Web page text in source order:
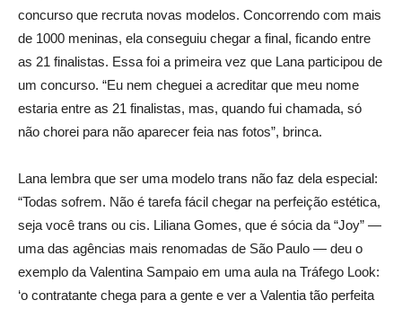
concurso que recruta novas modelos. Concorrendo com mais
de 1000 meninas, ela conseguiu chegar a final, ficando entre
as 21 finalistas. Essa foi a primeira vez que Lana participou de
um concurso. “Eu nem cheguei a acreditar que meu nome
estaria entre as 21 finalistas, mas, quando fui chamada, só
não chorei para não aparecer feia nas fotos”, brinca.
Lana lembra que ser uma modelo trans não faz dela especial:
“Todas sofrem. Não é tarefa fácil chegar na perfeição estética,
seja você trans ou cis. Liliana Gomes, que é sócia da “Joy” —
uma das agências mais renomadas de São Paulo — deu o
exemplo da Valentina Sampaio em uma aula na Tráfego Look:
‘o contratante chega para a gente e ver a Valentia tão perfeita